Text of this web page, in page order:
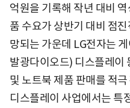
억원을 기록해 작년 대비
품 수요가 상반기 대비 점
망되는 가운데 LG전자는
발광다이오드) 디스플레이
및 노트북 제품 판매를 적
디스플레이 사업에서는 특